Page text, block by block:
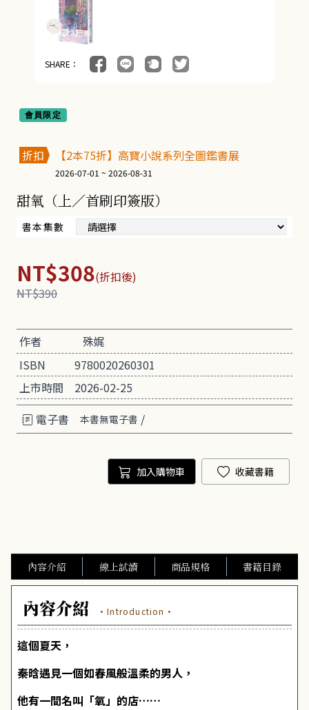
SHARE：
會員限定
折扣 【2本75折】高寶小說系列全圖鑑書展
2026-07-01 ~ 2026-08-31
甜氧（上／首刷印簽版）
書本集數
NT$308(折扣後)
NT$390
作者
殊娓
ISBN
9780020260301
上市時間
2026-02-25
電子書
本書無電子書 /
加入購物車 收藏書籍
內容介紹 線上試讀 商品規格 書籍目錄
內容介紹 ·Introduction·
這個夏天，
秦晗遇見一個如春風般溫柔的男人，
他有一間名叫「氧」的店……